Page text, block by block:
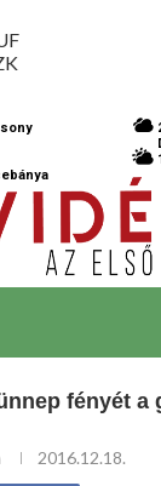
fényét a
2016.12.18.